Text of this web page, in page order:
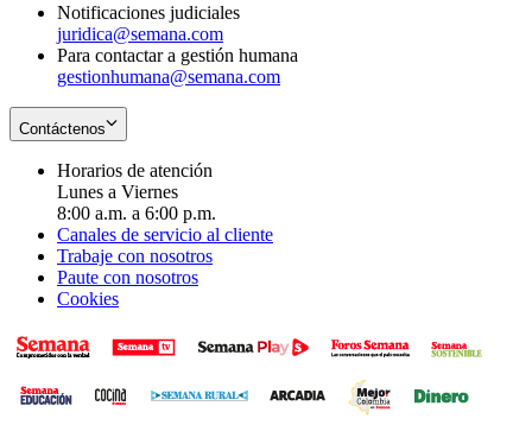
Notificaciones judiciales
juridica@semana.com
Para contactar a gestión humana
gestionhumana@semana.com
Contáctenos
Horarios de atención
Lunes a Viernes
8:00 a.m. a 6:00 p.m.
Canales de servicio al cliente
Trabaje con nosotros
Paute con nosotros
Cookies